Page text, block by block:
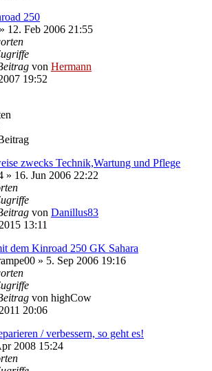
250
» 12. Feb 2006 21:55
von Hermann
19:52
zwecks Technik,Wartung und Pflege
» 16. Jun 2006 22:22
von Danillus83
13:11
dem Kinroad 250 GK Sahara
» 5. Sep 2006 19:16
von highCow
20:06
/ verbessern, so geht es!
2008 15:24